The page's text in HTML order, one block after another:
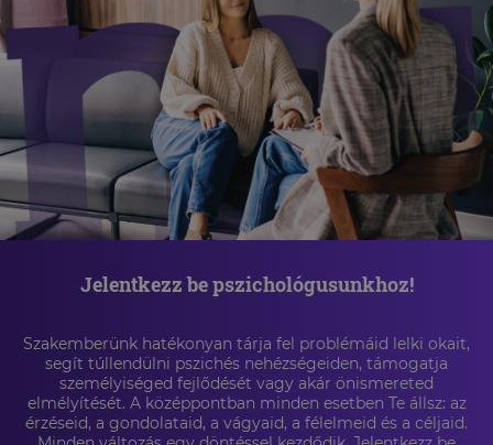
Jelentkezz be pszichológusunkhoz!
Szakemberünk hatékonyan tárja fel problémáid lelki okait,
segít túllendülni pszichés nehézségeiden, támogatja
személyiséged fejlődését vagy akár önismereted
elmélyítését. A középpontban minden esetben Te állsz: az
érzéseid, a gondolataid, a vágyaid, a félelmeid és a céljaid.